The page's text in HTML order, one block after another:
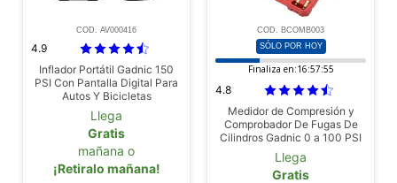
COD. AV000416
4.9
Inflador Portátil Gadnic 150
PSI Con Pantalla Digital Para
Autos Y Bicicletas
Llega
Gratis
mañana o
¡Retiralo mañana!
COD. BCOMB003
SÓLO POR HOY
Finaliza en:16:57:53
4.8
Medidor de Compresión y
Comprobador De Fugas De
Cilindros Gadnic 0 a 100 PSI
Automotriz Con Adaptadores
Llega
Gratis